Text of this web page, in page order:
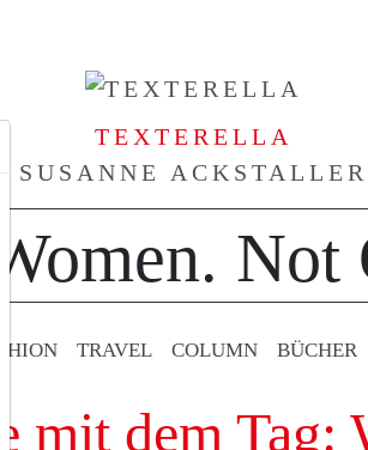
TEXTERELLA
SUSANNE ACKSTALLER
Not
TRAVEL COLUMN BÜCHER
mit dem Tag: